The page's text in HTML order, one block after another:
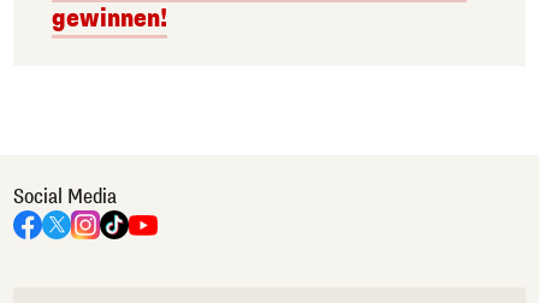
gewinnen!
Social Media